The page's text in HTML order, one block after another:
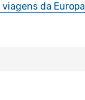
da Europa